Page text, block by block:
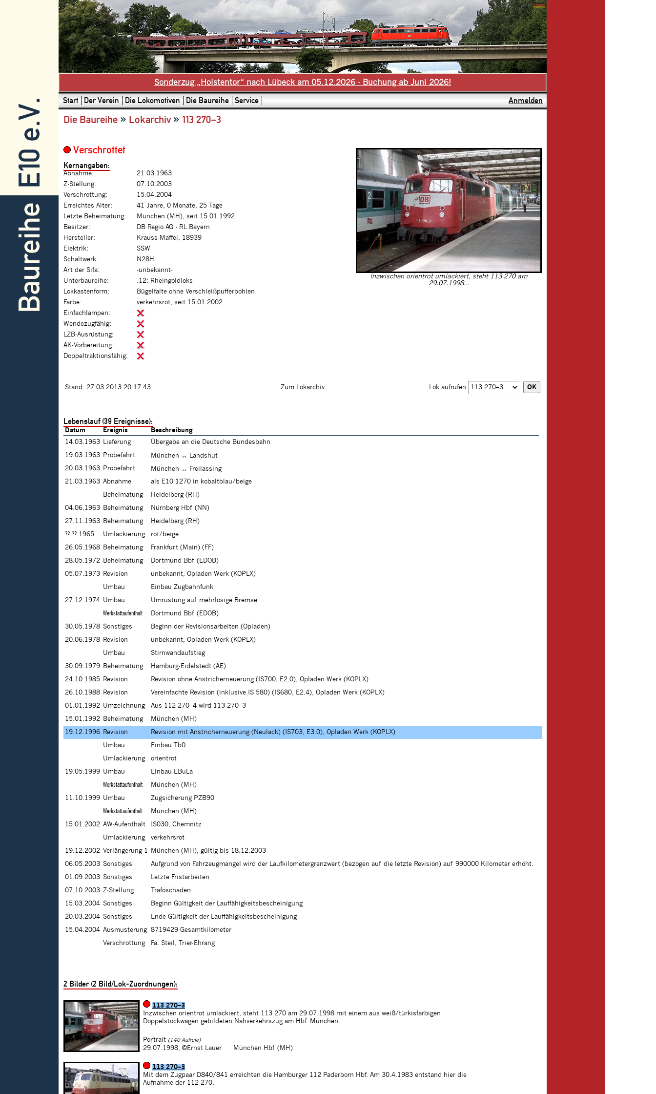
E10 e.V.
Baureihe
Sonderzug „Holstentor“ nach Lübeck am 05.12.2026 - Buchung ab Juni 2026!
Start Der Verein Die Lokomotiven Die Baureihe Service Anmelden
Die Baureihe » Lokarchiv» 113 270–3
Inzwischen orientrot umlackiert, steht 113 270 am
29.07.1998...
Verschrottet
Kernangaben:
Abnahme:
21.03.1963
Z-Stellung:
07.10.2003
Verschrottung:
15.04.2004
Erreichtes Alter:
41 Jahre, 0 Monate, 25 Tage
Letzte Beheimatung:
München (MH), seit 15.01.1992
Besitzer:
DB Regio AG - RL Bayern
Hersteller:
Krauss-Maffei, 18939
Elektrik:
SSW
Schaltwerk:
N28H
Art der Sifa:
-unbekannt-
Unterbaureihe:
.12: Rheingoldloks
Lokkastenform:
Bügelfalte ohne Verschleißpufferbohlen
Farbe:
verkehrsrot, seit 15.01.2002
Einfachlampen:
Wendezugfähig:
LZB-Ausrüstung:
AK-Vorbereitung:
Doppeltraktionsfähig:
Stand: 27.03.2013 20:17:43 Zum Lokarchiv Lok aufrufen
Lebenslauf (39 Ereignisse):
Datum Ereignis
Beschreibung
14.03.1963 Lieferung
Übergabe an die Deutsche Bundesbahn
19.03.1963 Probefahrt
München ↔ Landshut
20.03.1963 Probefahrt
München ↔ Freilassing
21.03.1963 Abnahme
als E10 1270 in kobaltblau/beige
Beheimatung
Heidelberg (RH)
04.06.1963 Beheimatung
Nürnberg Hbf (NN)
27.11.1963 Beheimatung
Heidelberg (RH)
??.??.1965
Umlackierung
rot/beige
26.05.1968 Beheimatung
Frankfurt (Main) (FF)
28.05.1972 Beheimatung
Dortmund Bbf (EDOB)
05.07.1973 Revision
unbekannt, Opladen Werk (KOPLX)
Umbau
Einbau Zugbahnfunk
27.12.1974 Umbau
Umrüstung auf mehrlösige Bremse
Werkstattaufenthalt
Dortmund Bbf (EDOB)
30.05.1978 Sonstiges
Beginn der Revisionsarbeiten (Opladen)
20.06.1978 Revision
unbekannt, Opladen Werk (KOPLX)
Umbau
Stirnwandaufstieg
30.09.1979 Beheimatung
Hamburg-Eidelstedt (AE)
24.10.1985 Revision
Revision ohne Anstricherneuerung (IS700, E2.0), Opladen Werk (KOPLX)
26.10.1988 Revision
Vereinfachte Revision (inklusive IS 580) (IS680, E2.4), Opladen Werk (KOPLX)
01.01.1992 Umzeichnung
Aus 112 270–4 wird 113 270–3
15.01.1992 Beheimatung
München (MH)
19.12.1996 Revision
Revision mit Anstricherneuerung (Neulack) (IS703, E3.0), Opladen Werk (KOPLX)
Umbau
Einbau Tb0
Umlackierung
orientrot
19.05.1999 Umbau
Einbau EBuLa
Werkstattaufenthalt
München (MH)
11.10.1999 Umbau
Zugsicherung PZB90
Werkstattaufenthalt
München (MH)
15.01.2002 AW-Aufenthalt
IS030, Chemnitz
Umlackierung
verkehrsrot
19.12.2002 Verlängerung 1
München (MH), gültig bis 18.12.2003
06.05.2003 Sonstiges
Aufgrund von Fahrzeugmangel wird der Laufkilometergrenzwert (bezogen auf die letzte Revision) auf 990000 Kilometer erhöht.
01.09.2003 Sonstiges
Letzte Fristarbeiten
07.10.2003 Z-Stellung
Trafoschaden
15.03.2004 Sonstiges
Beginn Gültigkeit der Lauffähigkeitsbescheinigung
20.03.2004 Sonstiges
Ende Gültigkeit der Lauffähigkeitsbescheinigung
15.04.2004 Ausmusterung 8719429 Gesamtkilometer
Verschrottung
Fa. Steil, Trier-Ehrang
2 Bilder (2 Bild/Lok-Zuordnungen):
113 270–3
Inzwischen orientrot umlackiert, steht 113 270 am 29.07.1998 mit einem aus weiß/türkisfarbigen
Doppelstockwagen gebildeten Nahverkehrszug am Hbf. München.
Portrait (140 Aufrufe)
29.07.1998, ©Ernst Lauer München Hbf (MH)
113 270–3
Mit dem Zugpaar D840/841 erreichten die Hamburger 112 Paderborn Hbf. Am 30.4.1983 entstand hier die
Aufnahme der 112 270.